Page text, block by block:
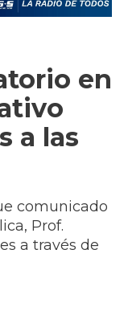
en
a las
comunicado
Prof.
a través de